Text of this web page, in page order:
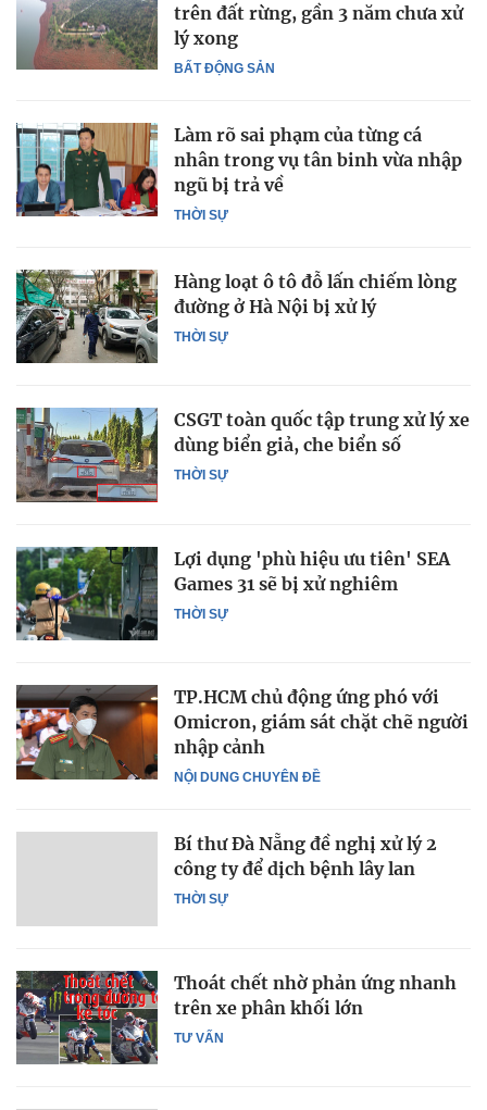
BẤT ĐỘNG SẢN
trên đất rừng, gần 3 năm chưa xử
lý xong
THỜI SỰ
Làm rõ sai phạm của từng cá
nhân trong vụ tân binh vừa nhập
ngũ bị trả về
THỜI SỰ
Hàng loạt ô tô đỗ lấn chiếm lòng
đường ở Hà Nội bị xử lý
THỜI SỰ
CSGT toàn quốc tập trung xử lý xe
dùng biển giả, che biển số
THỜI SỰ
Lợi dụng 'phù hiệu ưu tiên' SEA
Games 31 sẽ bị xử nghiêm
NỘI DUNG CHUYÊN ĐỀ
TP.HCM chủ động ứng phó với
Omicron, giám sát chặt chẽ người
nhập cảnh
THỜI SỰ
Bí thư Đà Nẵng đề nghị xử lý 2
công ty để dịch bệnh lây lan
TƯ VẤN
Thoát chết nhờ phản ứng nhanh
trên xe phân khối lớn